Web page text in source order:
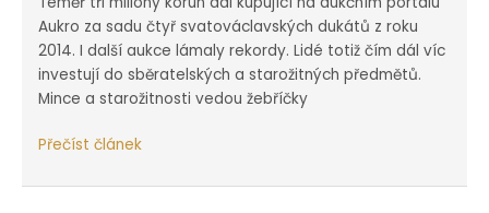
Aukro za sadu čtyř svatováclavských dukátů z roku
2014. I další aukce lámaly rekordy. Lidé totiž čím dál víc
investují do sběratelských a starožitných předmětů.
Mince a starožitnosti vedou žebříčky
Investice
sběratelství
Přečíst článek